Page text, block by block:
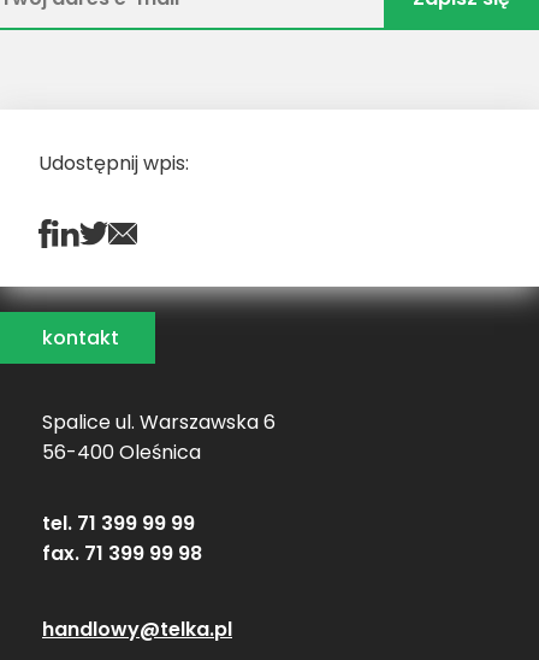
Udostępnij wpis:
kontakt
Spalice ul. Warszawska 6
56-400 Oleśnica
tel. 71 399 99 99
fax. 71 399 99 98
handlowy@telka.pl